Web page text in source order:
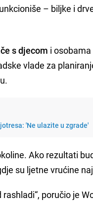
– biljke i
s djecom i
vlade za
'Ne ulazite u zgrade'
Ako rezultati
su ljetne vrućine
rashladi“, poručio je